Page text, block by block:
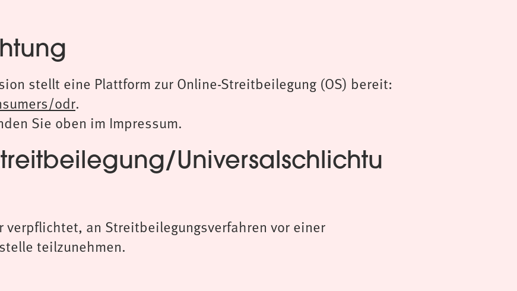
stellt eine Plattform zur Online-Streitbeilegung (OS) bereit:
odr.
Sie oben im Impressum.
Universalschlichtu
an Streitbeilegungsverfahren vor einer
teilzunehmen.